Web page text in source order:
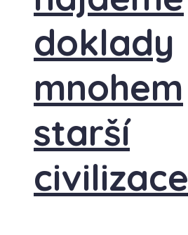
doklady
mnohem
starší
civilizace